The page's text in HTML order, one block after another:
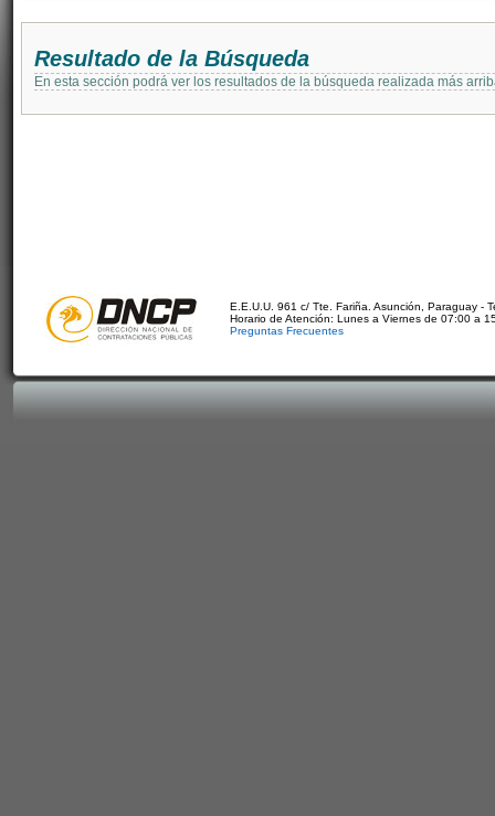
Resultado de la Búsqueda
En esta sección podrá ver los resultados de la búsqueda realizada más
E.E.U.U. 961 c/ Tte. Fariña. Asunción, Paraguay -
Horario de Atención: Lunes a Viernes de 07:00 a
Preguntas Frecuentes